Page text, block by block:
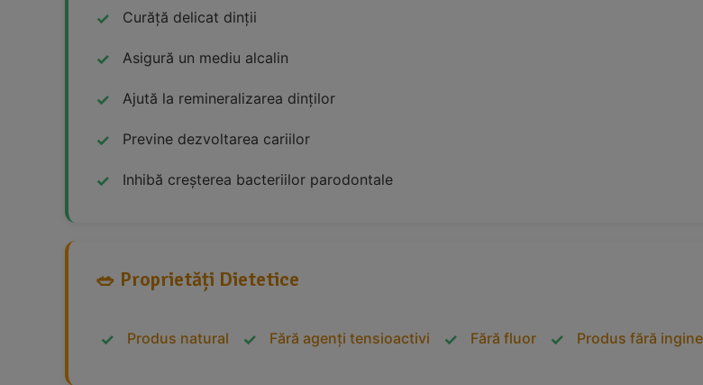
Curăță delicat dinții
Asigură un mediu alcalin
Ajută la remineralizarea dinților
Previne dezvoltarea cariilor
Inhibă creșterea bacteriilor parodontale
🥗 Proprietăți Dietetice
Produs natural Fără agenți tensioactivi Fără fluor Produs fără